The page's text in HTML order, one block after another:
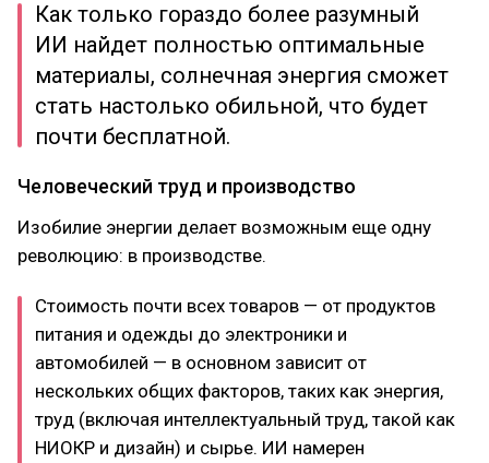
Как только гораздо более разумный
ИИ найдет полностью оптимальные
материалы, солнечная энергия сможет
стать настолько обильной, что будет
почти бесплатной.
Человеческий труд и производство
Изобилие энергии делает возможным еще одну
революцию: в производстве.
Стоимость почти всех товаров — от продуктов
питания и одежды до электроники и
автомобилей — в основном зависит от
нескольких общих факторов, таких как энергия,
труд (включая интеллектуальный труд, такой как
НИОКР и дизайн) и сырье. ИИ намерен